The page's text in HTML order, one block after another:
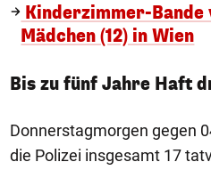
Kinderzimmer-
Mädchen (12) in Wien
Bis zu fünf Jahre Haft
Donnerstagmorgen gegen
die Polizei insgesamt 17